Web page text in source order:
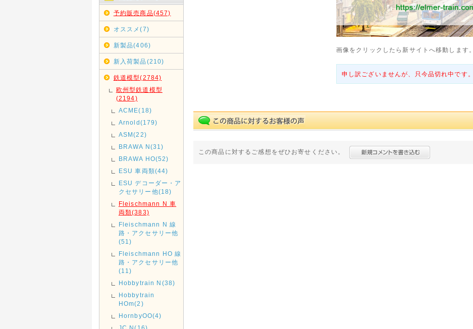
予約販売商品(457)
オススメ(7)
新製品(406)
新入荷製品(210)
鉄道模型(2784)
欧州型鉄道模型
(2194)
ACME(18)
Arnold(179)
ASM(22)
BRAWA N(31)
BRAWA HO(52)
ESU 車両類(44)
ESU デコーダー・ア
クセサリー他(18)
Fleischmann N 車
両類(383)
Fleischmann N 線
路・アクセサリー他
(51)
Fleischmann HO 線
路・アクセサリー他
(11)
Hobbytrain N(38)
Hobbytrain
HOm(2)
HornbyOO(4)
画像をクリックしたら新サイトへ移動します。
申し訳ございませんが、只今品切れ中です。
この商品に対するご感想をぜひお寄せください。